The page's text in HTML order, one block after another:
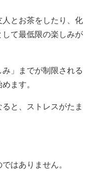
とお茶をしたり、化
て最低限の楽しみが
」までが制限される
ます。
と、ストレスがたま
はありません。